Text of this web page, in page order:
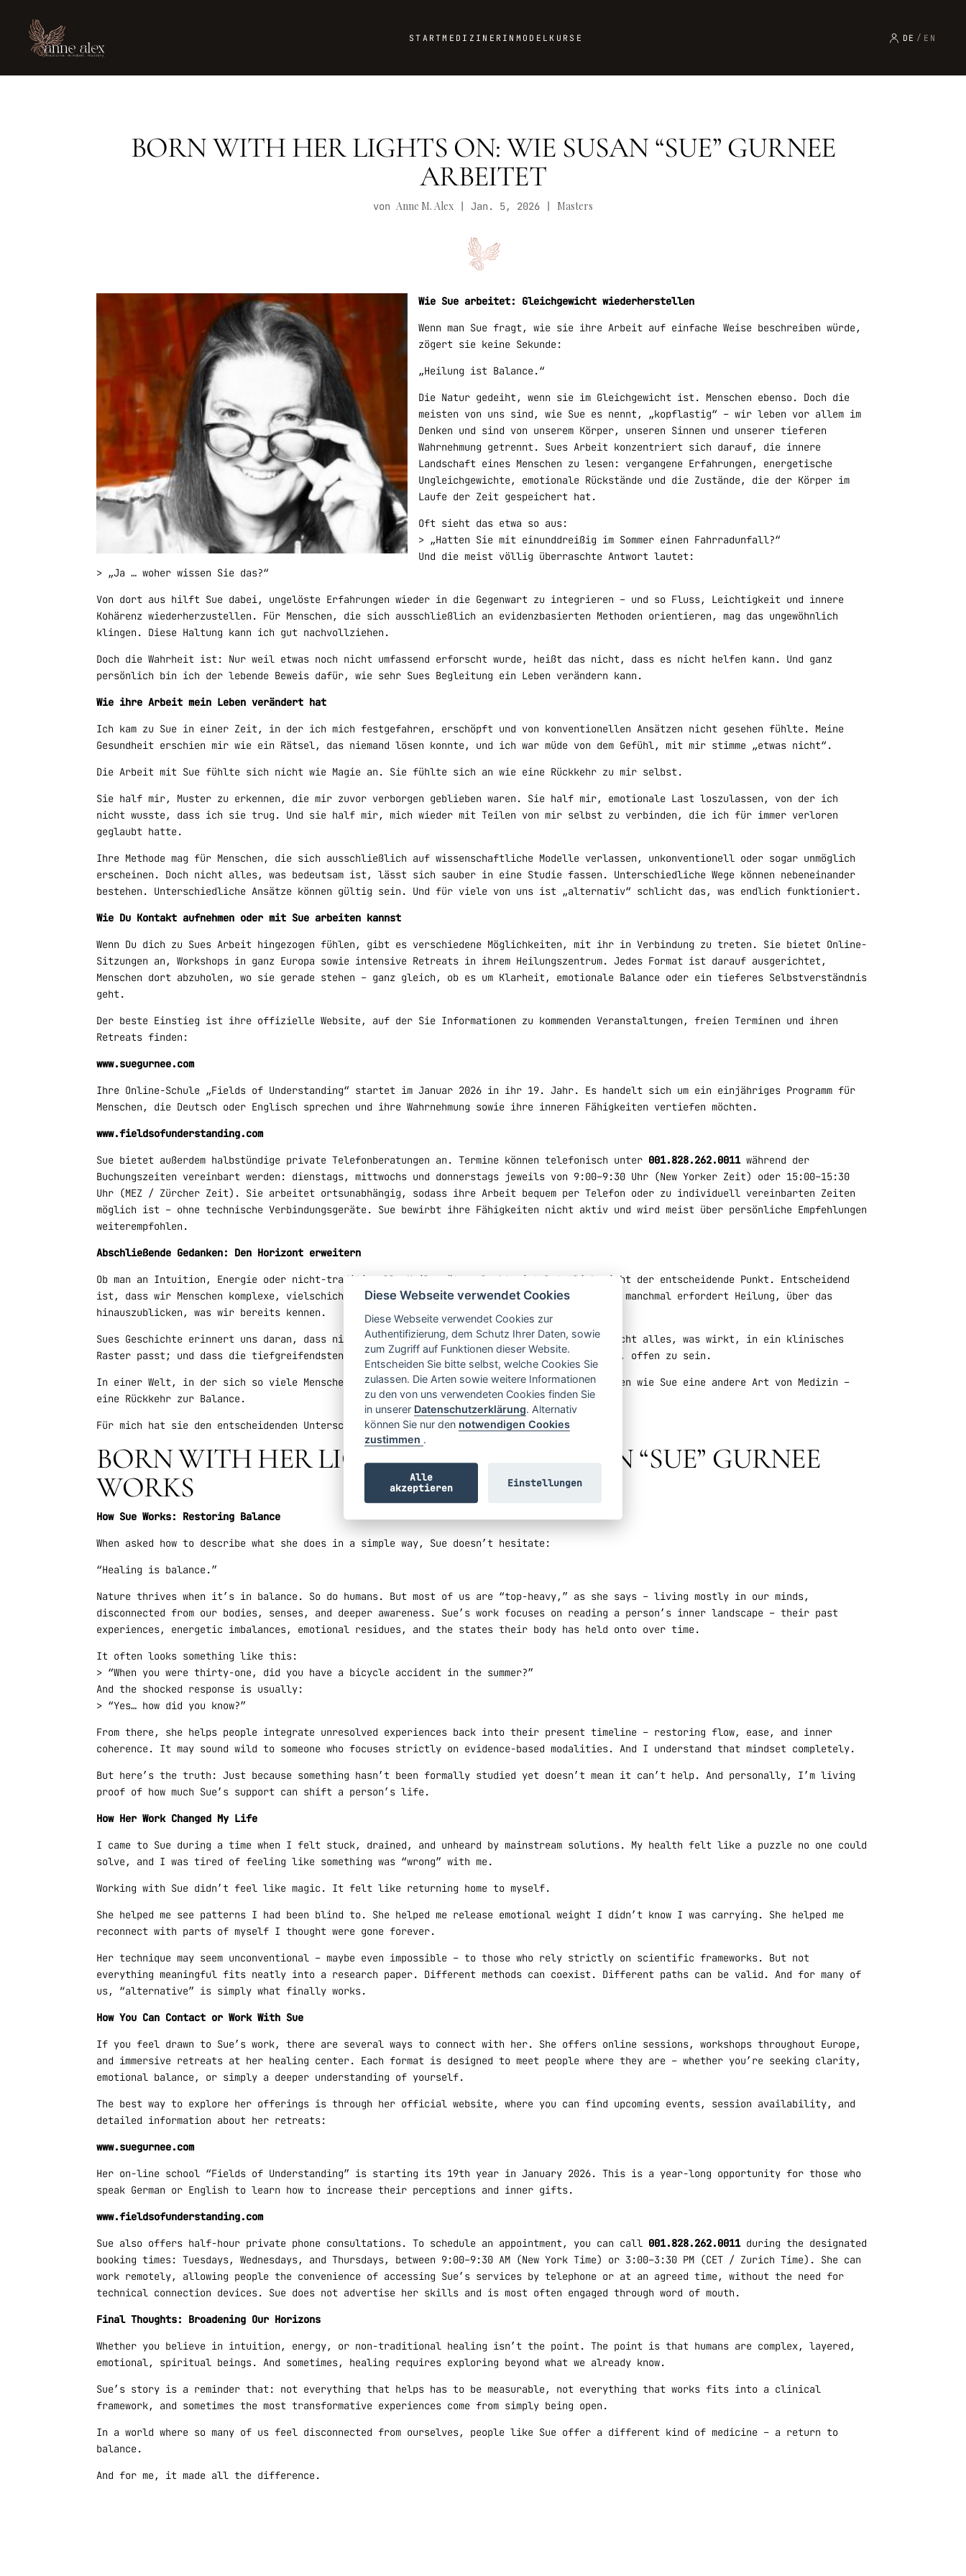
STARTMEDIZINERIN MODEL KURSE DE / EN
BORN WITH HER LIGHTS ON: WIE SUSAN “SUE” GURNEE
ARBEITET
von Anne M. Alex | Jan. 5, 2026 | Masters
Wie Sue arbeitet: Gleichgewicht wiederherstellen
Wenn man Sue fragt, wie sie ihre Arbeit auf einfache Weise beschreiben würde,
zögert sie keine Sekunde:
„Heilung ist Balance.“
Die Natur gedeiht, wenn sie im Gleichgewicht ist. Menschen ebenso. Doch die
meisten von uns sind, wie Sue es nennt, „kopflastig“ – wir leben vor allem im
Denken und sind von unserem Körper, unseren Sinnen und unserer tieferen
Wahrnehmung getrennt. Sues Arbeit konzentriert sich darauf, die innere
Landschaft eines Menschen zu lesen: vergangene Erfahrungen, energetische
Ungleichgewichte, emotionale Rückstände und die Zustände, die der Körper im
Laufe der Zeit gespeichert hat.
Oft sieht das etwa so aus:
> „Hatten Sie mit einunddreißig im Sommer einen Fahrradunfall?“
Und die meist völlig überraschte Antwort lautet:
> „Ja … woher wissen Sie das?“
Von dort aus hilft Sue dabei, ungelöste Erfahrungen wieder in die Gegenwart zu integrieren – und so Fluss, Leichtigkeit und innere
Kohärenz wiederherzustellen. Für Menschen, die sich ausschließlich an evidenzbasierten Methoden orientieren, mag das ungewöhnlich
klingen. Diese Haltung kann ich gut nachvollziehen.
Doch die Wahrheit ist: Nur weil etwas noch nicht umfassend erforscht wurde, heißt das nicht, dass es nicht helfen kann. Und ganz
persönlich bin ich der lebende Beweis dafür, wie sehr Sues Begleitung ein Leben verändern kann.
Wie ihre Arbeit mein Leben verändert hat
Ich kam zu Sue in einer Zeit, in der ich mich festgefahren, erschöpft und von konventionellen Ansätzen nicht gesehen fühlte. Meine
Gesundheit erschien mir wie ein Rätsel, das niemand lösen konnte, und ich war müde von dem Gefühl, mit mir stimme „etwas nicht“.
Die Arbeit mit Sue fühlte sich nicht wie Magie an. Sie fühlte sich an wie eine Rückkehr zu mir selbst.
Sie half mir, Muster zu erkennen, die mir zuvor verborgen geblieben waren. Sie half mir, emotionale Last loszulassen, von der ich
nicht wusste, dass ich sie trug. Und sie half mir, mich wieder mit Teilen von mir selbst zu verbinden, die ich für immer verloren
geglaubt hatte.
Ihre Methode mag für Menschen, die sich ausschließlich auf wissenschaftliche Modelle verlassen, unkonventionell oder sogar unmöglich
erscheinen. Doch nicht alles, was bedeutsam ist, lässt sich sauber in eine Studie fassen. Unterschiedliche Wege können nebeneinander
bestehen. Unterschiedliche Ansätze können gültig sein. Und für viele von uns ist „alternativ“ schlicht das, was endlich funktioniert.
Wie Du Kontakt aufnehmen oder mit Sue arbeiten kannst
Wenn Du dich zu Sues Arbeit hingezogen fühlen, gibt es verschiedene Möglichkeiten, mit ihr in Verbindung zu treten. Sie bietet Online-
Sitzungen an, Workshops in ganz Europa sowie intensive Retreats in ihrem Heilungszentrum. Jedes Format ist darauf ausgerichtet,
Menschen dort abzuholen, wo sie gerade stehen – ganz gleich, ob es um Klarheit, emotionale Balance oder ein tieferes Selbstverständnis
geht.
Der beste Einstieg ist ihre offizielle Website, auf der Sie Informationen zu kommenden Veranstaltungen, freien Terminen und ihren
Retreats finden:
www.suegurnee.com
Ihre Online-Schule „Fields of Understanding“ startet im Januar 2026 in ihr 19. Jahr. Es handelt sich um ein einjähriges Programm für
Menschen, die Deutsch oder Englisch sprechen und ihre Wahrnehmung sowie ihre inneren Fähigkeiten vertiefen möchten.
www.fieldsofunderstanding.com
Sue bietet außerdem halbstündige private Telefonberatungen an. Termine können telefonisch unter 001.828.262.0011während der
Buchungszeiten vereinbart werden: dienstags, mittwochs und donnerstags jeweils von 9:00–9:30 Uhr (New Yorker Zeit) oder 15:00–15:30
Uhr (MEZ / Zürcher Zeit). Sie arbeitet ortsunabhängig, sodass ihre Arbeit bequem per Telefon oder zu individuell vereinbarten Zeiten
möglich ist – ohne technische Verbindungsgeräte. Sue bewirbt ihre Fähigkeiten nicht aktiv und wird meist über persönliche Empfehlungen
weiterempfohlen.
Abschließende Gedanken: Den Horizont erweitern
Ob man an Intuition, Energie oder nicht-traditionelle Heilansätze glaubt, ist letztlich nicht der entscheidende Punkt. Entscheidend
ist, dass wir Menschen komplexe, vielschichtige, emotionale und spirituelle Wesen sind. Und manchmal erfordert Heilung, über das
hinauszublicken, was wir bereits kennen.
Sues Geschichte erinnert uns daran, dass nicht alles, was hilft, messbar sein muss; dass nicht alles, was wirkt, in ein klinisches
Raster passt; und dass die tiefgreifendsten Veränderungen manchmal einfach daraus entstehen, offen zu sein.
In einer Welt, in der sich so viele Menschen von sich selbst getrennt fühlen, bieten Menschen wie Sue eine andere Art von Medizin –
eine Rückkehr zur Balance.
Für mich hat sie den entscheidenden Unterschied gemacht.
BORN WITH HER LIGHTS ON: HOW SUSAN “SUE” GURNEE
WORKS
How Sue Works: Restoring Balance
When asked how to describe what she does in a simple way, Sue doesn’t hesitate:
“Healing is balance.”
Nature thrives when it’s in balance. So do humans. But most of us are “top-heavy,” as she says – living mostly in our minds,
disconnected from our bodies, senses, and deeper awareness. Sue’s work focuses on reading a person’s inner landscape – their past
experiences, energetic imbalances, emotional residues, and the states their body has held onto over time.
It often looks something like this:
> “When you were thirty-one, did you have a bicycle accident in the summer?”
And the shocked response is usually:
> “Yes… how did you know?”
From there, she helps people integrate unresolved experiences back into their present timeline – restoring flow, ease, and inner
coherence. It may sound wild to someone who focuses strictly on evidence-based modalities. And I understand that mindset completely.
But here’s the truth: Just because something hasn’t been formally studied yet doesn’t mean it can’t help. And personally, I’m living
proof of how much Sue’s support can shift a person’s life.
How Her Work Changed My Life
I came to Sue during a time when I felt stuck, drained, and unheard by mainstream solutions. My health felt like a puzzle no one could
solve, and I was tired of feeling like something was “wrong” with me.
Working with Sue didn’t feel like magic. It felt like returning home to myself.
She helped me see patterns I had been blind to. She helped me release emotional weight I didn’t know I was carrying. She helped me
reconnect with parts of myself I thought were gone forever.
Her technique may seem unconventional – maybe even impossible – to those who rely strictly on scientific frameworks. But not
everything meaningful fits neatly into a research paper. Different methods can coexist. Different paths can be valid. And for many of
us, “alternative” is simply what finally works.
How You Can Contact or Work With Sue
If you feel drawn to Sue’s work, there are several ways to connect with her. She offers online sessions, workshops throughout Europe,
and immersive retreats at her healing center. Each format is designed to meet people where they are – whether you’re seeking clarity,
emotional balance, or simply a deeper understanding of yourself.
The best way to explore her offerings is through her official website, where you can find upcoming events, session availability, and
detailed information about her retreats:
www.suegurnee.com
Her on-line school “Fields of Understanding” is starting its 19th year in January 2026. This is a year-long opportunity for those who
speak German or English to learn how to increase their perceptions and inner gifts.
www.fieldsofunderstanding.com
Sue also offers half-hour private phone consultations. To schedule an appointment, you can call 001.828.262.0011during the designated
booking times: Tuesdays, Wednesdays, and Thursdays, between 9:00–9:30 AM (New York Time) or 3:00–3:30 PM (CET / Zurich Time). She can
work remotely, allowing people the convenience of accessing Sue’s services by telephone or at an agreed time, without the need for
technical connection devices. Sue does not advertise her skills and is most often engaged through word of mouth.
Final Thoughts: Broadening Our Horizons
Whether you believe in intuition, energy, or non-traditional healing isn’t the point. The point is that humans are complex, layered,
emotional, spiritual beings. And sometimes, healing requires exploring beyond what we already know.
Sue’s story is a reminder that: not everything that helps has to be measurable, not everything that works fits into a clinical
framework, and sometimes the most transformative experiences come from simply being open.
In a world where so many of us feel disconnected from ourselves, people like Sue offer a different kind of medicine – a return to
balance.
And for me, it made all the difference.
Diese Webseite verwendet Cookies
Diese Webseite verwendet Cookies zur
Authentifizierung, dem Schutz Ihrer Daten, sowie
zum Zugriff auf Funktionen dieser Website.
Entscheiden Sie bitte selbst, welche Cookies Sie
zulassen. Die Arten sowie weitere Informationen
zu den von uns verwendeten Cookies finden Sie
in unserer Datenschutzerklärung. Alternativ
können Sie nur den notwendigen Cookies
zustimmen .
Alle
akzeptieren
Einstellungen